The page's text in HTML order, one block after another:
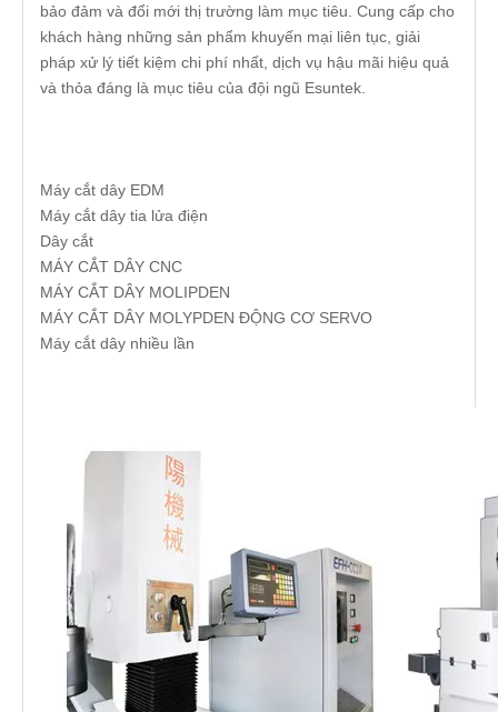
bảo đảm và đổi mới thị trường làm mục tiêu. Cung cấp cho
khách hàng những sản phẩm khuyến mại liên tục, giải
pháp xử lý tiết kiệm chi phí nhất, dịch vụ hậu mãi hiệu quả
và thỏa đáng là mục tiêu của đội ngũ Esuntek.
Máy cắt dây EDM
Máy cắt dây tia lửa điện
Dây cắt
MÁY CẮT DÂY CNC
MÁY CẮT DÂY MOLIPDEN
MÁY CẮT DÂY MOLYPDEN ĐỘNG CƠ SERVO
Máy cắt dây nhiều lần